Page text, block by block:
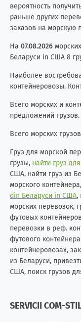
вероятность
раньше других
заказов на морскую
На 07.08.2026
Беларуси in США 8
Наиболее
контейнеровозы.
Всего морских и
предложений грузов.
Всего морских
Груз для морской
грузы, найти груз
США, найти груз из
морского контейнера,
din Беларуси in США,
морских перевозок,
футовых
перевозки в реф.
футового
контейнеровозах,
из Беларуси,
США, поиск грузов
SERVICII COM-